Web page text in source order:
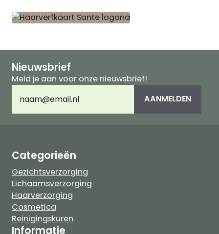
Nieuwsbrief
Meld je aan voor onze nieuwsbrief!
mailadres(Vereist) AANMELDEN
Categorieën
Gezichtsverzorging
Lichaamsverzorging
Haarverzorging
Cosmetica
Reinigingskuren
Informatie